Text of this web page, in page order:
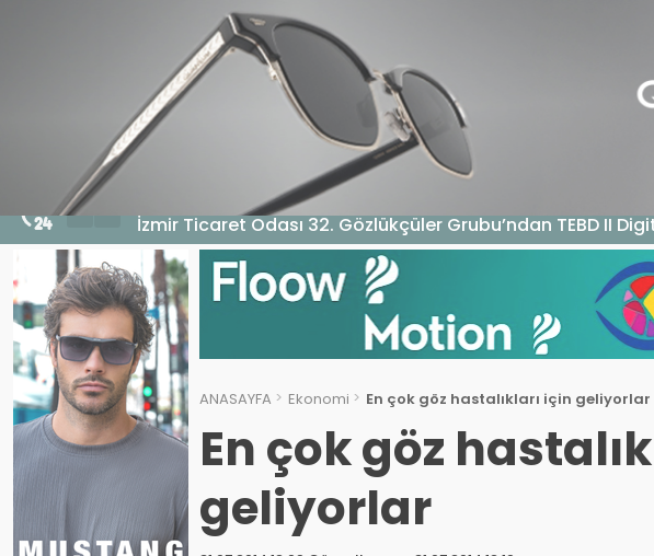
EKONOMI MAGAZIN
5 Ağustos 2026 - 10:14
İzmir Ticaret Odası 32. Gözlükçüler Grubu’ndan TEBD II
ANASAYFA Ekonomi En çok göz hastalıkları için geliyorlar
En çok göz
geliyorlar